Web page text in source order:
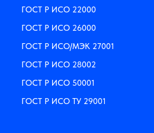
ГОСТ Р ИСО 22000
ГОСТ Р ИСО 26000
ГОСТ Р ИСО/МЭК 27001
ГОСТ Р ИСО 28002
ГОСТ Р ИСО 50001
ГОСТ Р ИСО ТУ 29001